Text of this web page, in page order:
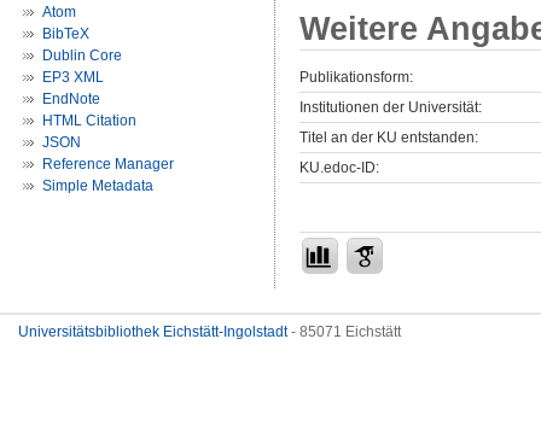
Atom
BibTeX
Dublin Core
EP3 XML
EndNote
HTML Citation
JSON
Reference Manager
Simple Metadata
Weitere
Publikationsform:
Institutionen der Universität:
Titel an der KU entstanden:
KU.edoc-ID:
Universitätsbibliothek Eichstätt-Ingolstadt- 85071 Eichstätt